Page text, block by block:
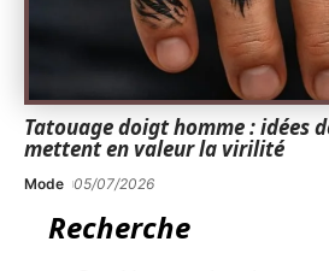
Tatouage doigt homme : idées
mettent en valeur la virilité
Mode 05/07/2026
Recherche